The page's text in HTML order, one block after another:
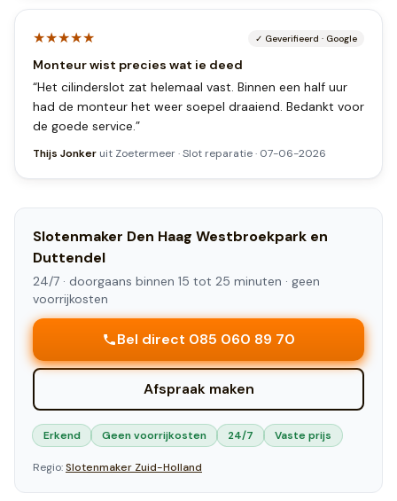
★★★★★ ✓ Geverifieerd · Google
Monteur wist precies wat ie deed
“Het cilinderslot zat helemaal vast. Binnen een half uur
had de monteur het weer soepel draaiend. Bedankt voor
de goede service.”
Thijs Jonker uit Zoetermeer·Slot reparatie· 07-06-2026
Slotenmaker Den Haag Westbroekpark en
Duttendel
24/7 · doorgaans binnen 15 tot 25 minuten · geen
voorrijkosten
Bel direct 085 060 89 70
Afspraak maken
Erkend Geen voorrijkosten 24/7 Vaste prijs
Regio:Slotenmaker Zuid-Holland